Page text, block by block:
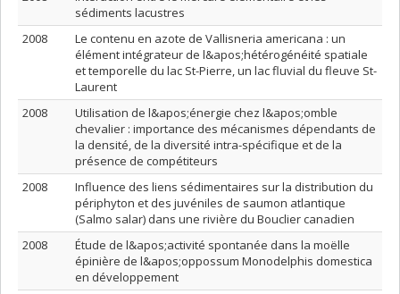
sédiments lacustres
2008
Le contenu en azote de Vallisneria americana : un
élément intégrateur de l&apos;hétérogénéité spatiale
et temporelle du lac St-Pierre, un lac fluvial du fleuve St-
Laurent
2008
Utilisation de l&apos;énergie chez l&apos;omble
chevalier : importance des mécanismes dépendants de
la densité, de la diversité intra-spécifique et de la
présence de compétiteurs
2008
Influence des liens sédimentaires sur la distribution du
périphyton et des juvéniles de saumon atlantique
(Salmo salar) dans une rivière du Bouclier canadien
2008
Étude de l&apos;activité spontanée dans la moëlle
épinière de l&apos;oppossum Monodelphis domestica
en développement